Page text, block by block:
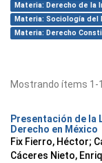
Materia: Derecho de la
Materia: Sociología del
Materia: Derecho
Mostrando ítems 1-
Presentación de la
Derecho en México
Fix Fierro, Héctor;
Cáceres Nieto,